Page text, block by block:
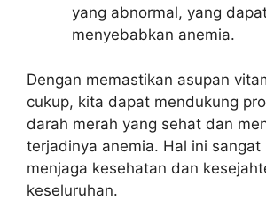
yang abnormal, yang
menyebabkan anemia.
Dengan memastikan asupan
cukup, kita dapat mendukung
darah merah yang sehat dan
terjadinya anemia. Hal ini
menjaga kesehatan dan
keseluruhan.